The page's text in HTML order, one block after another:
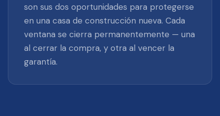
son sus dos oportunidades para protegerse
en una casa de construcción nueva. Cada
ventana se cierra permanentemente — una
al cerrar la compra, y otra al vencer la
garantía.